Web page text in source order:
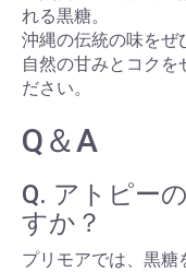
れる黒糖。
沖縄の伝統の味をぜ
自然の甘みとコクを
ださい。
Q＆A
Q. アトピー
すか？
プリモアでは、黒糖